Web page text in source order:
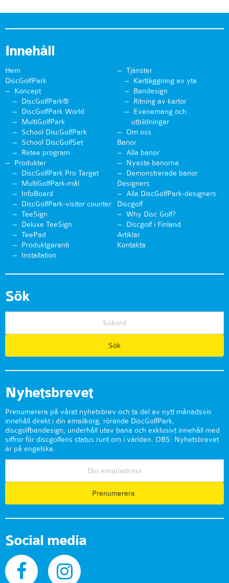
Innehåll
Hem
DiscGolfPark
Koncept
DiscGolfPark®
DiscGolfPark World
MultiGolfPark
School DiscGolfPark
School DiscGolfSet
Retee program
Produkter
DiscGolfPark Pro Target
MultiGolfPark-mål
InfoBoard
DiscGolfPark-visitor counter
TeeSign
Deluxe TeeSign
TeePad
Produktgaranti
Installation
Tjänster
Kartläggning av yta
Bandesign
Ritning av kartor
Evenemang och
utbildningar
Om oss
Banor
Alla banor
Nyaste banorna
Demonstrerade banor
Designers
Alla DiscGolfPark-designers
Discgolf
Why Disc Golf?
Discgolf i Finland
Artiklar
Kontakta
Sök
Nyhetsbrevet
Prenumerera på vårat nyhetsbrev och ta del av nytt månadsvis
innehåll direkt i din emailkorg, rörande DiscGolfPark,
discgolfbandesign, underhåll utav bana och exklusivt innehåll med
siffror för discgolfens status runt om i världen. OBS: Nyhetsbrevet
är på engelska.
Prenumerera
Social media